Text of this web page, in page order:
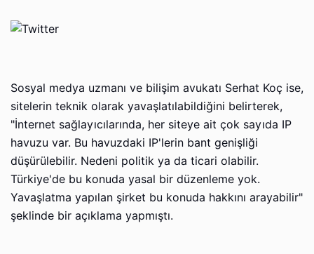
Sosyal medya uzmanı ve bilişim avukatı Serhat Koç ise,
sitelerin teknik olarak yavaşlatılabildiğini belirterek,
"İnternet sağlayıcılarında, her siteye ait çok sayıda IP
havuzu var. Bu havuzdaki IP'lerin bant genişliği
düşürülebilir. Nedeni politik ya da ticari olabilir.
Türkiye'de bu konuda yasal bir düzenleme yok.
Yavaşlatma yapılan şirket bu konuda hakkını arayabilir"
şeklinde bir açıklama yapmıştı.